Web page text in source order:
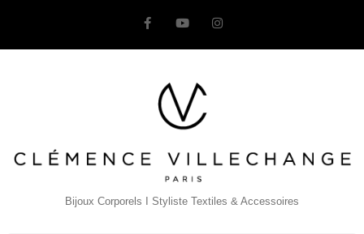
Bijoux Corporels I Styliste Textiles & Accessoires